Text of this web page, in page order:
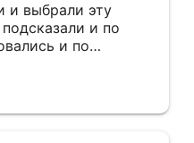
и выбрали эту
и по
на все
и аккуратно,
С утра до